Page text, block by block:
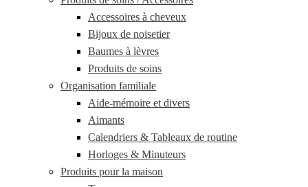
Accessoires à cheveux
Bijoux de noisetier
Baumes à lèvres
Produits de soins
Organisation familiale
Aide-mémoire et divers
Aimants
Calendriers & Tableaux de routine
Horloges & Minuteurs
Produits pour la maison